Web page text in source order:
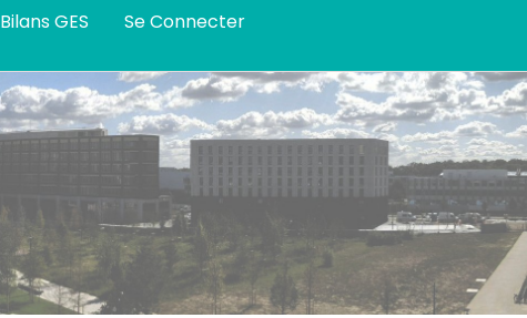
Bilans GES Se Connecter